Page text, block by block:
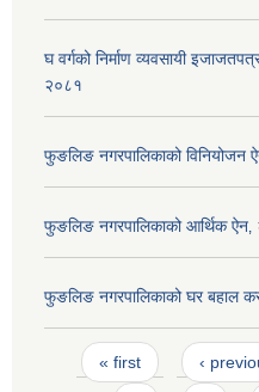
घ वर्गको निर्माण व्यवसायी
२०८१
फुङलिङ नगरपालिकाको विनियोजन
फुङलिङ नगरपालिकाको आर्थिक
फुङलिङ नगरपालिकाको घर बहाल
Pages
« first ‹